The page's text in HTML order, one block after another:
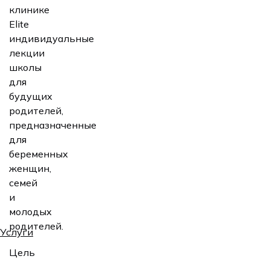
Услуги
клинике
Elite
индивидуальные
лекции
школы
для
будущих
родителей,
предназначенные
для
беременных
женщин,
семей
и
молодых
родителей.
Цель